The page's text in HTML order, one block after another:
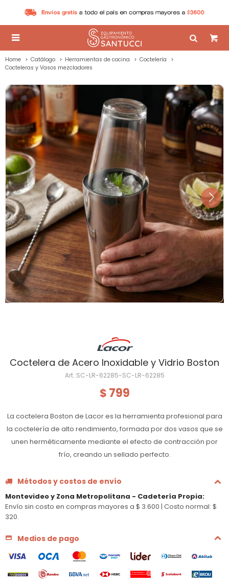

Home Catálogo Herramientas de cocina
Coctelería
Cocteleras y Vasos mezcladores
Coctelera de Acero Inoxidable y Vidrio Boston
SC-LR-62285-SC-LR-62285
$ 799
La coctelera Boston de Lacor es la herramienta profesional para
la coctelería de alto rendimiento, formada por dos vasos que se
unen herméticamente mediante el efecto de contracción por
frío, creando un sellado perfecto.
Métodos y costos de envío
Montevideo y Zona Metropolitana - Cadetería Propia:
Envío sin costo en compras mayores a $ 3.600 | Costo normal: $
320.
Medios de pago